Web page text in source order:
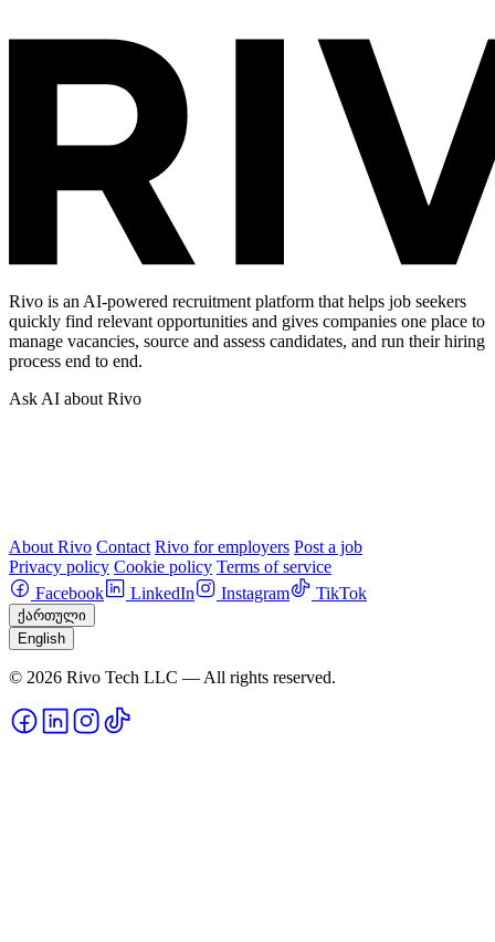
Rivo is an AI-powered recruitment platform that helps job seekers
quickly find relevant opportunities and gives companies one place to
manage vacancies, source and assess candidates, and run their hiring
process end to end.
Ask AI about Rivo
About Rivo Contact Rivo for employers Post a job
Privacy policy Cookie policy Terms of service
Facebook
LinkedIn Instagram TikTok
ქართული
English
© 2026 Rivo Tech LLC — All rights reserved.